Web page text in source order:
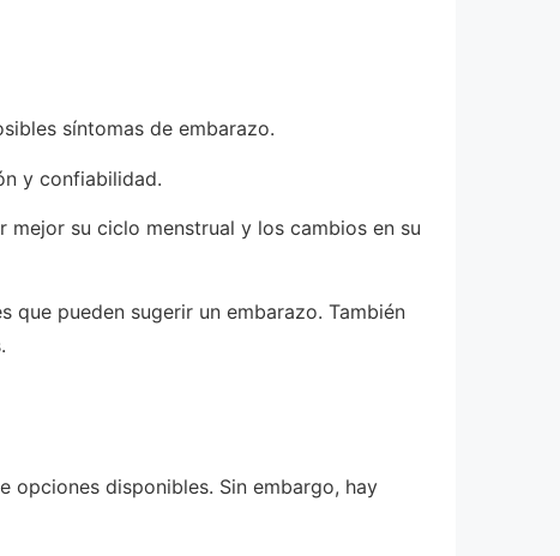
síntomas de embarazo.
y confiabilidad.
mejor su ciclo menstrual y los cambios en su
pueden sugerir un embarazo. También
opciones disponibles. Sin embargo, hay